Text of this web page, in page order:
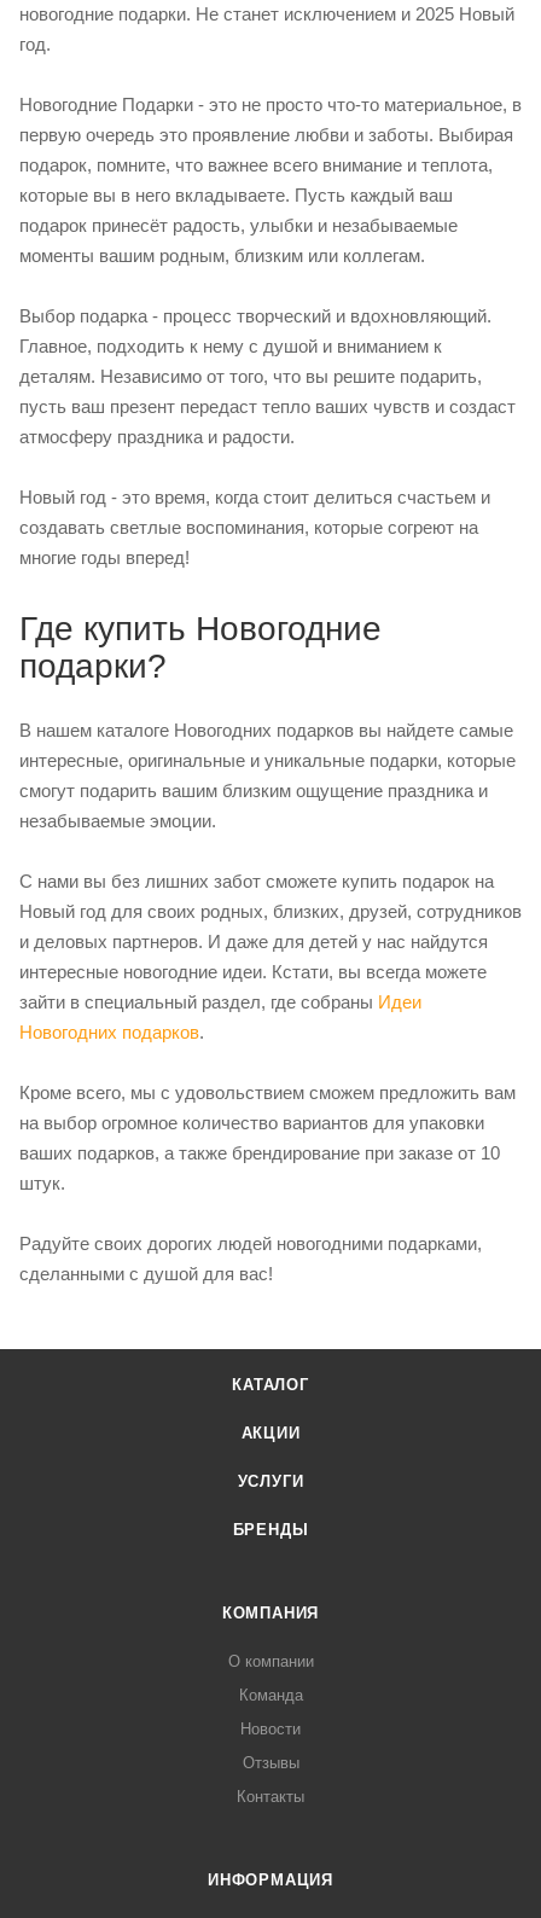
новогодние подарки. Не станет исключением и 2025 Новый
год.
Новогодние Подарки - это не просто что-то материальное, в
первую очередь это проявление любви и заботы. Выбирая
подарок, помните, что важнее всего внимание и теплота,
которые вы в него вкладываете. Пусть каждый ваш
подарок принесёт радость, улыбки и незабываемые
моменты вашим родным, близким или коллегам.
Выбор подарка - процесс творческий и вдохновляющий.
Главное, подходить к нему с душой и вниманием к
деталям. Независимо от того, что вы решите подарить,
пусть ваш презент передаст тепло ваших чувств и создаст
атмосферу праздника и радости.
Новый год - это время, когда стоит делиться счастьем и
создавать светлые воспоминания, которые согреют на
многие годы вперед!
Где купить Новогодние
подарки?
В нашем каталоге Новогодних подарков вы найдете самые
интересные, оригинальные и уникальные подарки, которые
смогут подарить вашим близким ощущение праздника и
незабываемые эмоции.
С нами вы без лишних забот сможете купить подарок на
Новый год для своих родных, близких, друзей, сотрудников
и деловых партнеров. И даже для детей у нас найдутся
интересные новогодние идеи. Кстати, вы всегда можете
зайти в специальный раздел, где собраны Идеи
Новогодних подарков.
Кроме всего, мы с удовольствием сможем предложить вам
на выбор огромное количество вариантов для упаковки
ваших подарков, а также брендирование при заказе от 10
штук.
Радуйте своих дорогих людей новогодними подарками,
сделанными с душой для вас!
КАТАЛОГ
АКЦИИ
УСЛУГИ
БРЕНДЫ
КОМПАНИЯ
О компании
Команда
Новости
Отзывы
Контакты
ИНФОРМАЦИЯ